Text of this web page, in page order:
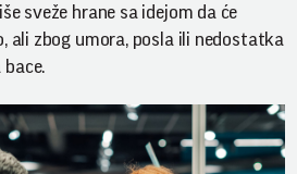
sveže hrane sa idejom da će
ali zbog umora, posla ili nedostatka